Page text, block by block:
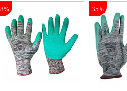
35%
8%